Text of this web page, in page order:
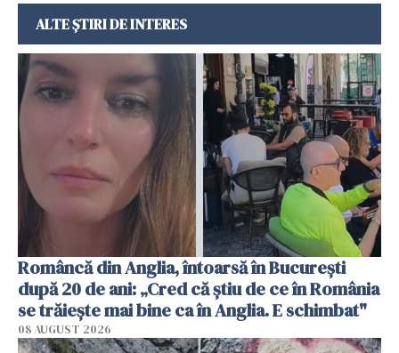
ALTE ȘTIRI DE INTERES
Româncă din Anglia, întoarsă în București
după 20 de ani: „Cred că știu de ce în România
se trăiește mai bine ca în Anglia. E schimbat"
08 AUGUST 2026